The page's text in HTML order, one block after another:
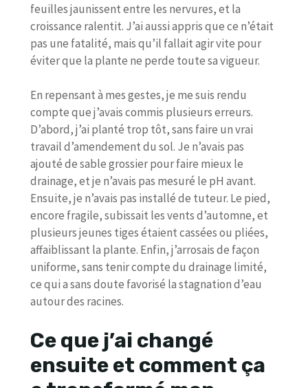
feuilles jaunissent entre les nervures, et la
croissance ralentit. J’ai aussi appris que ce n’était
pas une fatalité, mais qu’il fallait agir vite pour
éviter que la plante ne perde toute sa vigueur.
En repensant à mes gestes, je me suis rendu
compte que j’avais commis plusieurs erreurs.
D’abord, j’ai planté trop tôt, sans faire un vrai
travail d’amendement du sol. Je n’avais pas
ajouté de sable grossier pour faire mieux le
drainage, et je n’avais pas mesuré le pH avant.
Ensuite, je n’avais pas installé de tuteur. Le pied,
encore fragile, subissait les vents d’automne, et
plusieurs jeunes tiges étaient cassées ou pliées,
affaiblissant la plante. Enfin, j’arrosais de façon
uniforme, sans tenir compte du drainage limité,
ce qui a sans doute favorisé la stagnation d’eau
autour des racines.
Ce que j’ai changé
ensuite et comment ça